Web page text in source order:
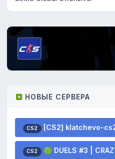
НОВЫЕ СЕРВЕРА
CS2 [CS2] klatchevo-cs2.ru
CS2 🟢 DUELS #3 |